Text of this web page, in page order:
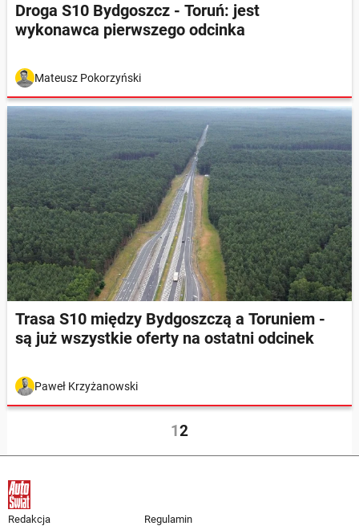
Droga S10 Bydgoszcz - Toruń: jest
wykonawca pierwszego odcinka
Mateusz Pokorzyński
Trasa S10 między Bydgoszczą a Toruniem -
są już wszystkie oferty na ostatni odcinek
Paweł Krzyżanowski
12
Redakcja
Regulamin